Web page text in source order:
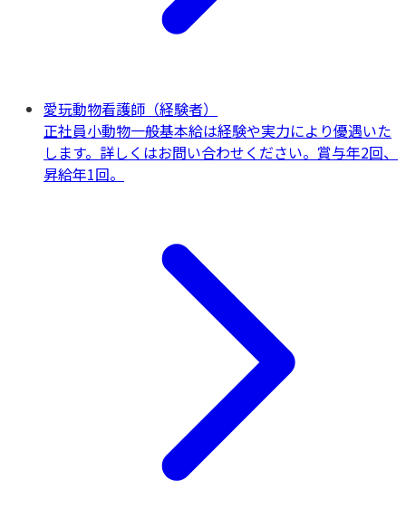
愛玩動物看護師（経験者）
正社員小動物一般基本給は経験や実力により優遇いた
します。詳しくはお問い合わせください。賞与年2回、
昇給年1回。